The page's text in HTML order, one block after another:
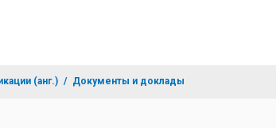
(анг.) Документы и доклады